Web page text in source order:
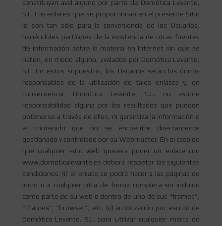
constituyan aval alguno por parte de Domótica Levante,
S.L. Los enlaces que se proporcionan en el presente Sitio
lo son tan sólo para la conveniencia de los Usuarios,
haciéndoles partícipes de la existencia de otras fuentes
de información sobre la materia en Internet sin que se
hallen, en modo alguno, avalados por Domótica Levante,
S.L. En estos supuestos, los Usuarios serán los únicos
responsables de la utilización de tales enlaces y, en
consecuencia, Domótica Levante, S.L. no asume
responsabilidad alguna por los resultados que pueden
obtenerse a través de ellos, ni garantiza la información o
el contenido que no se encuentre directamente
gestionado y controlado por su Webmaster. En el caso de
que cualquier sitio web quisiera poner un enlace con
www.domoticalevante.es deberá respetar las siguientes
condiciones: (i) el enlace se podrá hacer a las páginas de
inicio o a cualquier otra de forma completa sin incluirlo
como parte de su web o dentro de uno de sus “frames”,
“iframes”, “browser”, etc. (ii) autorización por escrito de
Domótica Levante. S.L. para utilizar cualquier marca de